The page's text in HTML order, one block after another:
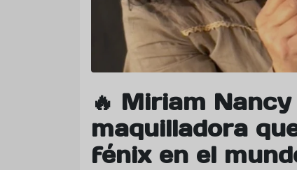
🔥 Miriam
maquilladora
fénix en el